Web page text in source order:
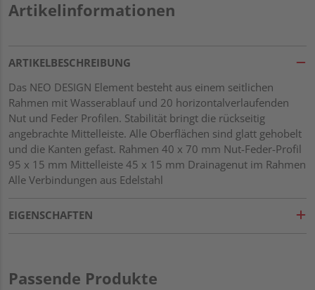
Artikelinformationen
ARTIKELBESCHREIBUNG
Das NEO DESIGN Element besteht aus einem seitlichen
Rahmen mit Wasserablauf und 20 horizontalverlaufenden
Nut und Feder Profilen. Stabilität bringt die rückseitig
angebrachte Mittelleiste. Alle Oberflächen sind glatt gehobelt
und die Kanten gefast. Rahmen 40 x 70 mm Nut-Feder-Profil
95 x 15 mm Mittelleiste 45 x 15 mm Drainagenut im Rahmen
Alle Verbindungen aus Edelstahl
EIGENSCHAFTEN
Passende Produkte